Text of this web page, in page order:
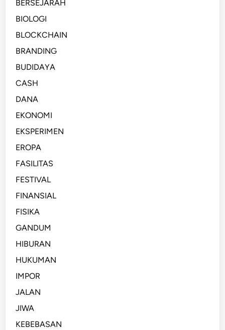
BERSEJARAH
BIOLOGI
BLOCKCHAIN
BRANDING
BUDIDAYA
CASH
DANA
EKONOMI
EKSPERIMEN
EROPA
FASILITAS
FESTIVAL
FINANSIAL
FISIKA
GANDUM
HIBURAN
HUKUMAN
IMPOR
JALAN
JIWA
KEBEBASAN